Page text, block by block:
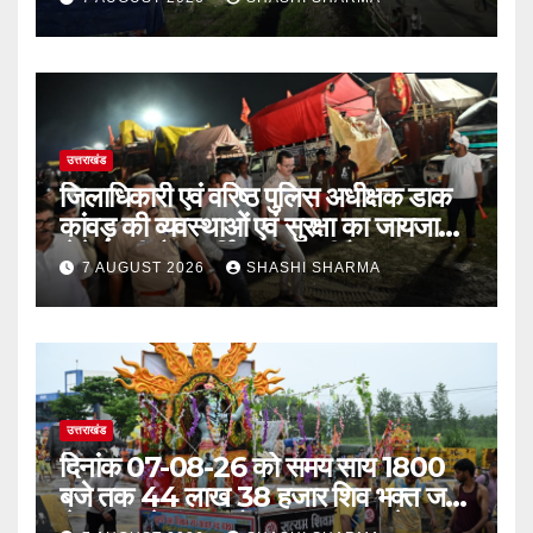
उत्तराखंड
जिलाधिकारी एवं वरिष्ठ पुलिस अधीक्षक डाक
कांवड़ की व्यवस्थाओं एवं सुरक्षा का जायजा
लेने बैरागी कैंप पार्किंग स्थल जीरो ग्राउंड पर
देर रात्रि पहुंचे
7 AUGUST 2026 SHASHI SHARMA
उत्तराखंड
दिनांक 07-08-26 को समय साय 1800
बजे तक 44 लाख 38 हजार शिव भक्त जल
लेकर अपने गंतव्य को प्रस्थान कर चुके